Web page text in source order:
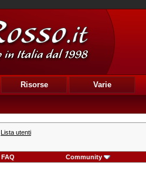
Risorse Varie
Lista utenti
FAQ Community